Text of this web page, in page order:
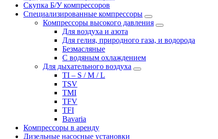
Скупка Б/У компрессоров
Специализированные компрессоры
Компрессоры высокого давления
Для воздуха и азота
Для гелия, природного газа, и водорода
Безмасляные
С водяным охлаждением
Для дыхательного воздуха
TI – S / M / L
TSV
TMI
TFV
TFI
Bavaria
Компрессоры в аренду
Дизельные насосные установки